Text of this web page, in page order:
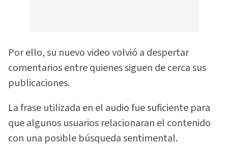
Por ello, su nuevo video volvió a despertar
comentarios entre quienes siguen de cerca sus
publicaciones.
La frase utilizada en el audio fue suficiente para
que algunos usuarios relacionaran el contenido
con una posible búsqueda sentimental.